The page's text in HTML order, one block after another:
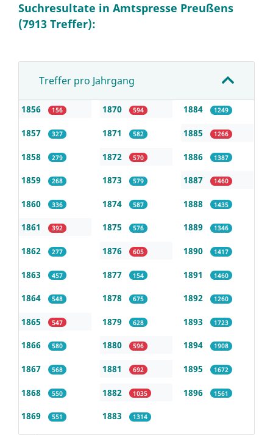
Suchresultate in Amtspresse Preußens
(7913 Treffer):
Treffer pro Jahrgang
1856 156
1857 327
1858 279
1859 268
1860 336
1861 392
1862 277
1863 457
1864 548
1865 547
1866 580
1867 568
1868 550
1869 551
1870 594
1871 582
1872 570
1873 579
1874 587
1875 576
1876 605
1877 154
1878 675
1879 628
1880 596
1881 692
1882 1035
1883 1314
1884 1249
1885 1266
1886 1387
1887 1460
1888 1435
1889 1346
1890 1417
1891 1460
1892 1260
1893 1723
1894 1908
1895 1672
1896 1561